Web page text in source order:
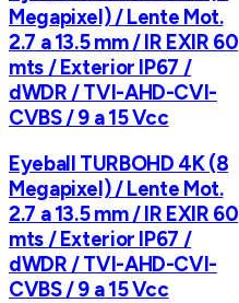
Megapixel) / Lente Mot.
2.7 a 13.5 mm / IR EXIR 60
mts / Exterior IP67 /
dWDR / TVI-AHD-CVI-
CVBS / 9 a 15 Vcc
Eyeball TURBOHD 4K (8
Megapixel) / Lente Mot.
2.7 a 13.5 mm / IR EXIR 60
mts / Exterior IP67 /
dWDR / TVI-AHD-CVI-
CVBS / 9 a 15 Vcc